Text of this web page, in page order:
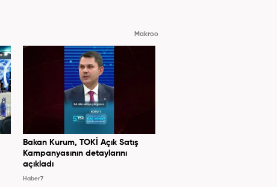
Makroo
Bakan Kurum, TOKİ Açık Satış
Kampanyasının detaylarını
açıkladı
Haber7